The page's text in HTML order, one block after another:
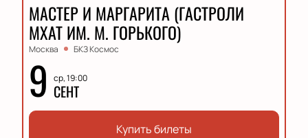
МАСТЕР И МАРГАРИТА (ГАСТРОЛИ
МХАТ ИМ. М. ГОРЬКОГО)
Москва БКЗ Космос
9 ср, 19:00
СЕНТ
Купить билеты